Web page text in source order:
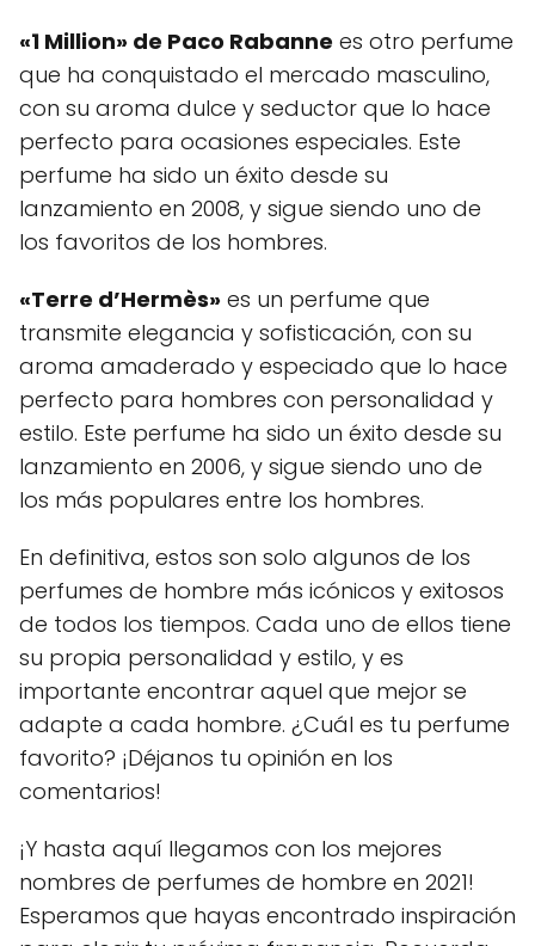
«1 Million» de Paco Rabanne es otro perfume
que ha conquistado el mercado masculino,
con su aroma dulce y seductor que lo hace
perfecto para ocasiones especiales. Este
perfume ha sido un éxito desde su
lanzamiento en 2008, y sigue siendo uno de
los favoritos de los hombres.
«Terre d’Hermès» es un perfume que
transmite elegancia y sofisticación, con su
aroma amaderado y especiado que lo hace
perfecto para hombres con personalidad y
estilo. Este perfume ha sido un éxito desde su
lanzamiento en 2006, y sigue siendo uno de
los más populares entre los hombres.
En definitiva, estos son solo algunos de los
perfumes de hombre más icónicos y exitosos
de todos los tiempos. Cada uno de ellos tiene
su propia personalidad y estilo, y es
importante encontrar aquel que mejor se
adapte a cada hombre. ¿Cuál es tu perfume
favorito? ¡Déjanos tu opinión en los
comentarios!
¡Y hasta aquí llegamos con los mejores
nombres de perfumes de hombre en 2021!
Esperamos que hayas encontrado inspiración